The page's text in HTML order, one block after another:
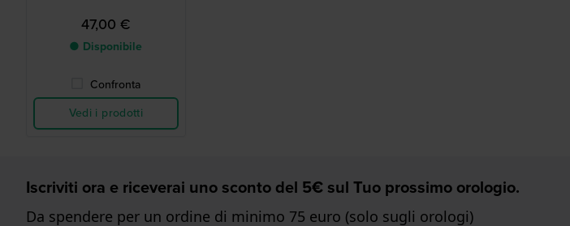
47,00 €
● Disponibile
Confronta
Vedi i prodotti
Iscriviti ora e riceverai uno sconto del 5€ sul Tuo prossimo orologio.
Da spendere per un ordine di minimo 75 euro (solo sugli orologi)